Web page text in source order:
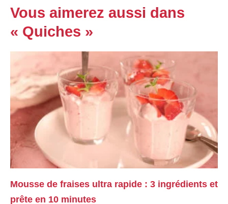
Vous aimerez aussi dans
« Quiches »
Mousse de fraises ultra rapide : 3 ingrédients et
prête en 10 minutes